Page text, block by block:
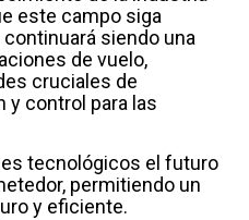
este campo siga
siendo una
de vuelo,
cruciales de
y control para las
tecnológicos el futuro
permitiendo un
y eficiente.